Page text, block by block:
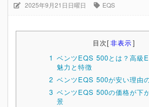
2025年9月21日日曜日 EQS
目次[非表示]
1 ベンツEQS 500とは？高級
魅力と特徴
2 ベンツEQS 500が安い理由
3 ベンツEQS 500の価格が下
景